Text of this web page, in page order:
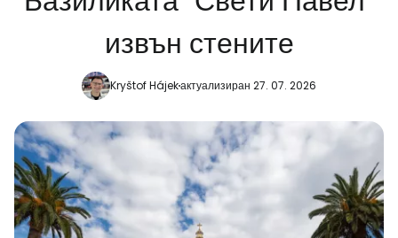
извън стените
Kryštof Hájekактуализиран 27. 07. 2026
Продължете с Facebook
Продължете с имейл